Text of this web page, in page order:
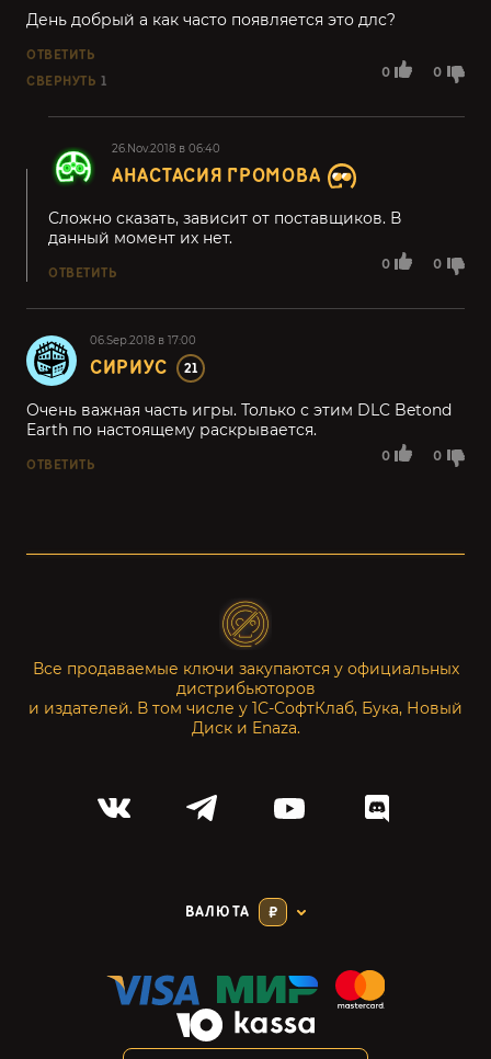
0 0
День добрый а как часто появляется это длс?
ОТВЕТИТЬ
СВЕРНУТЬ 1
26.Nov.2018 в 06:40
АНАСТАСИЯ ГРОМОВА
0 0
Сложно сказать, зависит от поставщиков. В
данный момент их нет.
ОТВЕТИТЬ
06.Sep.2018 в 17:00
СИРИУС 21
0 0
Очень важная часть игры. Только с этим DLC Betond
Earth по настоящему раскрывается.
ОТВЕТИТЬ
Все продаваемые ключи закупаются у официальных
дистрибьюторов
и издателей. В том числе у 1С-СофтКлаб, Бука, Новый
Диск и Enaza.
ВАЛЮТА ₽